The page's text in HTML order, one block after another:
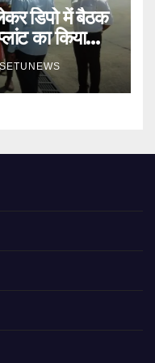
डिपो में बैठक
का किया